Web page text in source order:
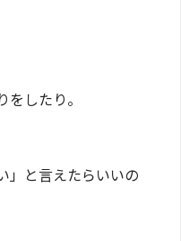
したり。
」と言えたらいいの